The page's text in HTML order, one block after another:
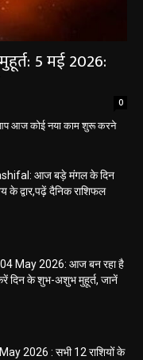
5 मई 2026:
आज बड़े मंगल के दिन
May 2026: आज बन रहा है
करें दिन के शुभ-अशुभ मुहूर्त, जानें